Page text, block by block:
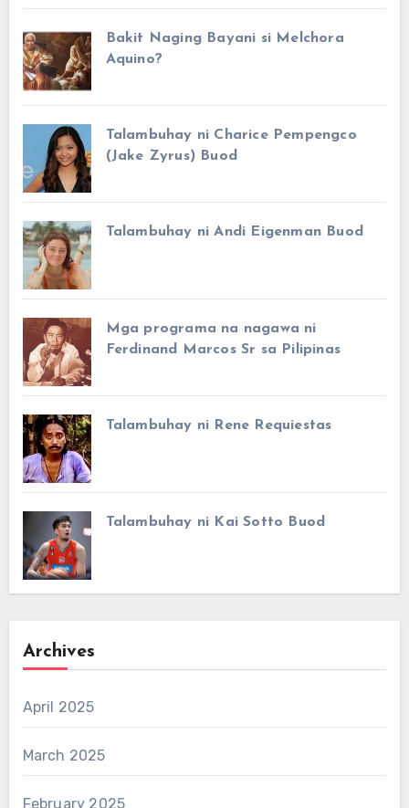
Bakit Naging Bayani si Melchora
Aquino?
Talambuhay ni Charice Pempengco
(Jake Zyrus) Buod
Talambuhay ni Andi Eigenman Buod
Mga programa na nagawa ni
Ferdinand Marcos Sr sa Pilipinas
Talambuhay ni Rene Requiestas
Talambuhay ni Kai Sotto Buod
Archives
April 2025
March 2025
February 2025